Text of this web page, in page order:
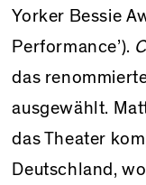
Yorker Bessie
Performance’).
das
ausgewählt.
das Theater
Deutschland,